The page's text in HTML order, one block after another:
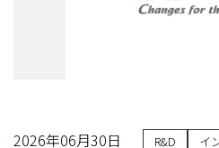
2026年06月30日 R&D イ